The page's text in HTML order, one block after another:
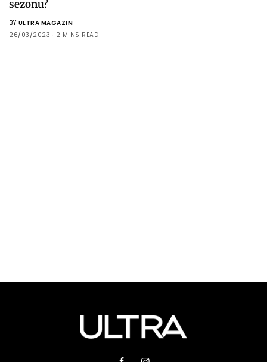
sezonu?
BY ULTRA MAGAZIN
26/03/2023
2 MINS READ